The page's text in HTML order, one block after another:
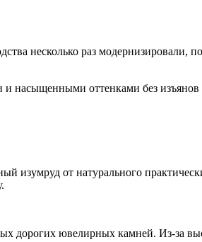
несколько раз
насыщенными оттенками без
изумруд от натурального
ювелирных камней. Из-за